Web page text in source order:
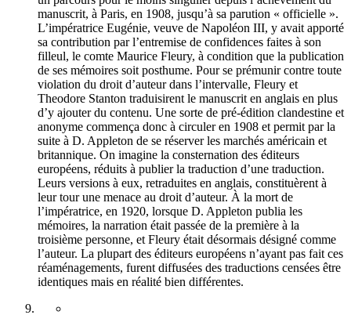
manuscrit, à Paris, en 1908, jusqu’à sa parution « officielle ».
L’impératrice Eugénie, veuve de Napoléon III, y avait apporté
sa contribution par l’entremise de confidences faites à son
filleul, le comte Maurice Fleury, à condition que la publication
de ses mémoires soit posthume. Pour se prémunir contre toute
violation du droit d’auteur dans l’intervalle, Fleury et
Theodore Stanton traduisirent le manuscrit en anglais en plus
d’y ajouter du contenu. Une sorte de pré-édition clandestine et
anonyme commença donc à circuler en 1908 et permit par la
suite à D. Appleton de se réserver les marchés américain et
britannique. On imagine la consternation des éditeurs
européens, réduits à publier la traduction d’une traduction.
Leurs versions à eux, retraduites en anglais, constituèrent à
leur tour une menace au droit d’auteur. À la mort de
l’impératrice, en 1920, lorsque D. Appleton publia les
mémoires, la narration était passée de la première à la
troisième personne, et Fleury était désormais désigné comme
l’auteur. La plupart des éditeurs européens n’ayant pas fait ces
réaménagements, furent diffusées des traductions censées être
identiques mais en réalité bien différentes.